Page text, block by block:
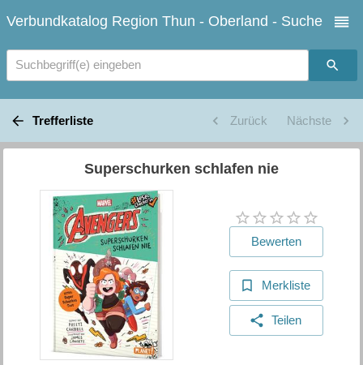
Verbundkatalog Region Thun - Oberland - Suche
Suchbegriff(e) eingeben
Trefferliste Zurück Nächste
Superschurken schlafen nie
Bewerten
Merkliste
Teilen